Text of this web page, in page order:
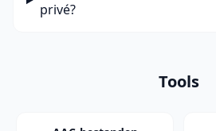
privé?
Tools